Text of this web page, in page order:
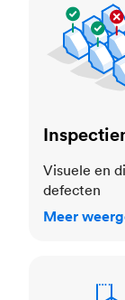
Visuele en
defecten
Meer